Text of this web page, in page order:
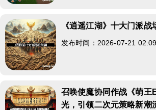
《逍遥江湖》十大门派战
发布时间：2026-07-21
召唤使魔协同作战《萌王
光，引领二次元策略新潮